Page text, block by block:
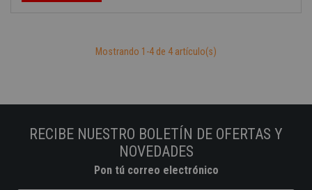
Mostrando 1-4 de 4 artículo(s)
RECIBE NUESTRO BOLETÍN DE OFERTAS Y
NOVEDADES
Pon tú correo electrónico